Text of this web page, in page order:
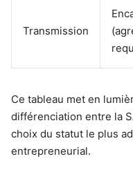
Transmission
Ce tableau met en
différenciation entre la
choix du statut le plus
entrepreneurial.